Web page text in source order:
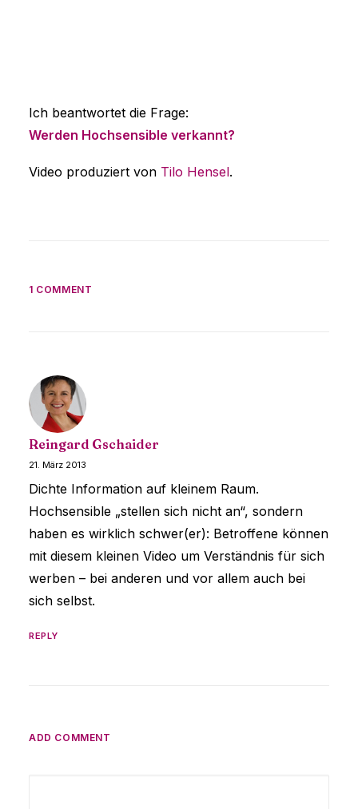
Ich beantwortet die Frage:
Werden Hochsensible verkannt?
Video produziert von Tilo Hensel.
1 COMMENT
Reingard Gschaider
21. März 2013
Dichte Information auf kleinem Raum.
Hochsensible „stellen sich nicht an“, sondern
haben es wirklich schwer(er): Betroffene können
mit diesem kleinen Video um Verständnis für sich
werben – bei anderen und vor allem auch bei
sich selbst.
REPLY
ADD COMMENT